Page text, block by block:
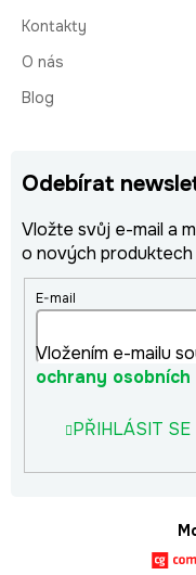
Kontakty
O nás
Blog
Odebírat
Vložte svůj e-mail a
o nových produktech
E-mail
Vložením e-mailu
ochrany osobních
PŘIHLÁSIT SE